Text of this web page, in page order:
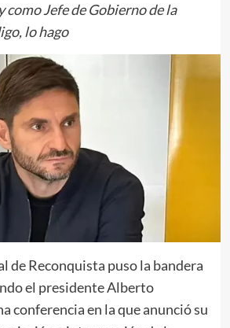
Jefe de Gobierno de la
lo hago
de Reconquista puso la bandera
el presidente Alberto
conferencia en la que anunció su